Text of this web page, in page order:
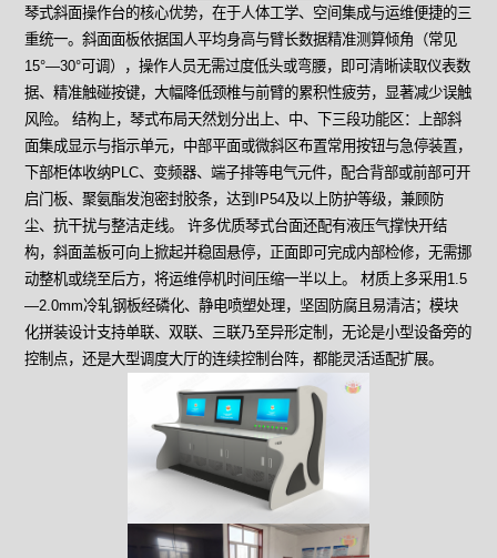
琴式斜面操作台的核心优势，在于人体工学、空间集成与运维便捷的三
重统一。斜面面板依据国人平均身高与臂长数据精准测算倾角（常见
15°—30°可调），操作人员无需过度低头或弯腰，即可清晰读取仪表数
据、精准触碰按键，大幅降低颈椎与前臂的累积性疲劳，显著减少误触
风险。 结构上，琴式布局天然划分出上、中、下三段功能区：上部斜
面集成显示与指示单元，中部平面或微斜区布置常用按钮与急停装置，
下部柜体收纳PLC、变频器、端子排等电气元件，配合背部或前部可开
启门板、聚氨酯发泡密封胶条，达到IP54及以上防护等级，兼顾防
尘、抗干扰与整洁走线。 许多优质琴式台面还配有液压气撑快开结
构，斜面盖板可向上掀起并稳固悬停，正面即可完成内部检修，无需挪
动整机或绕至后方，将运维停机时间压缩一半以上。 材质上多采用1.5
—2.0mm冷轧钢板经磷化、静电喷塑处理，坚固防腐且易清洁；模块
化拼装设计支持单联、双联、三联乃至异形定制，无论是小型设备旁的
控制点，还是大型调度大厅的连续控制台阵，都能灵活适配扩展。